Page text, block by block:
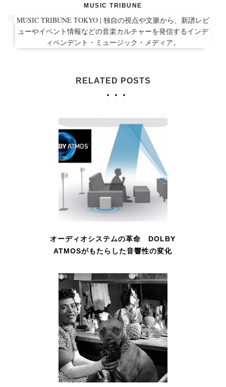
MUSIC TRIBUNE
MUSIC TRIBUNE TOKYO | 独自の視点や文脈から、新譜レビ
ューやイベント情報などの音楽カルチャーを発信するインデ
ィペンデント・ミュージック・メディア。
RELATED POSTS
オーディオシステムの革命 DOLBY
ATMOSがもたらした音響性の変化